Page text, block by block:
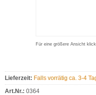
Für eine größere Ansicht
Lieferzeit: Falls vorrätig ca. 3-4
Art.Nr.: 0364